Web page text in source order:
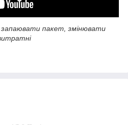
пакет, змінювати